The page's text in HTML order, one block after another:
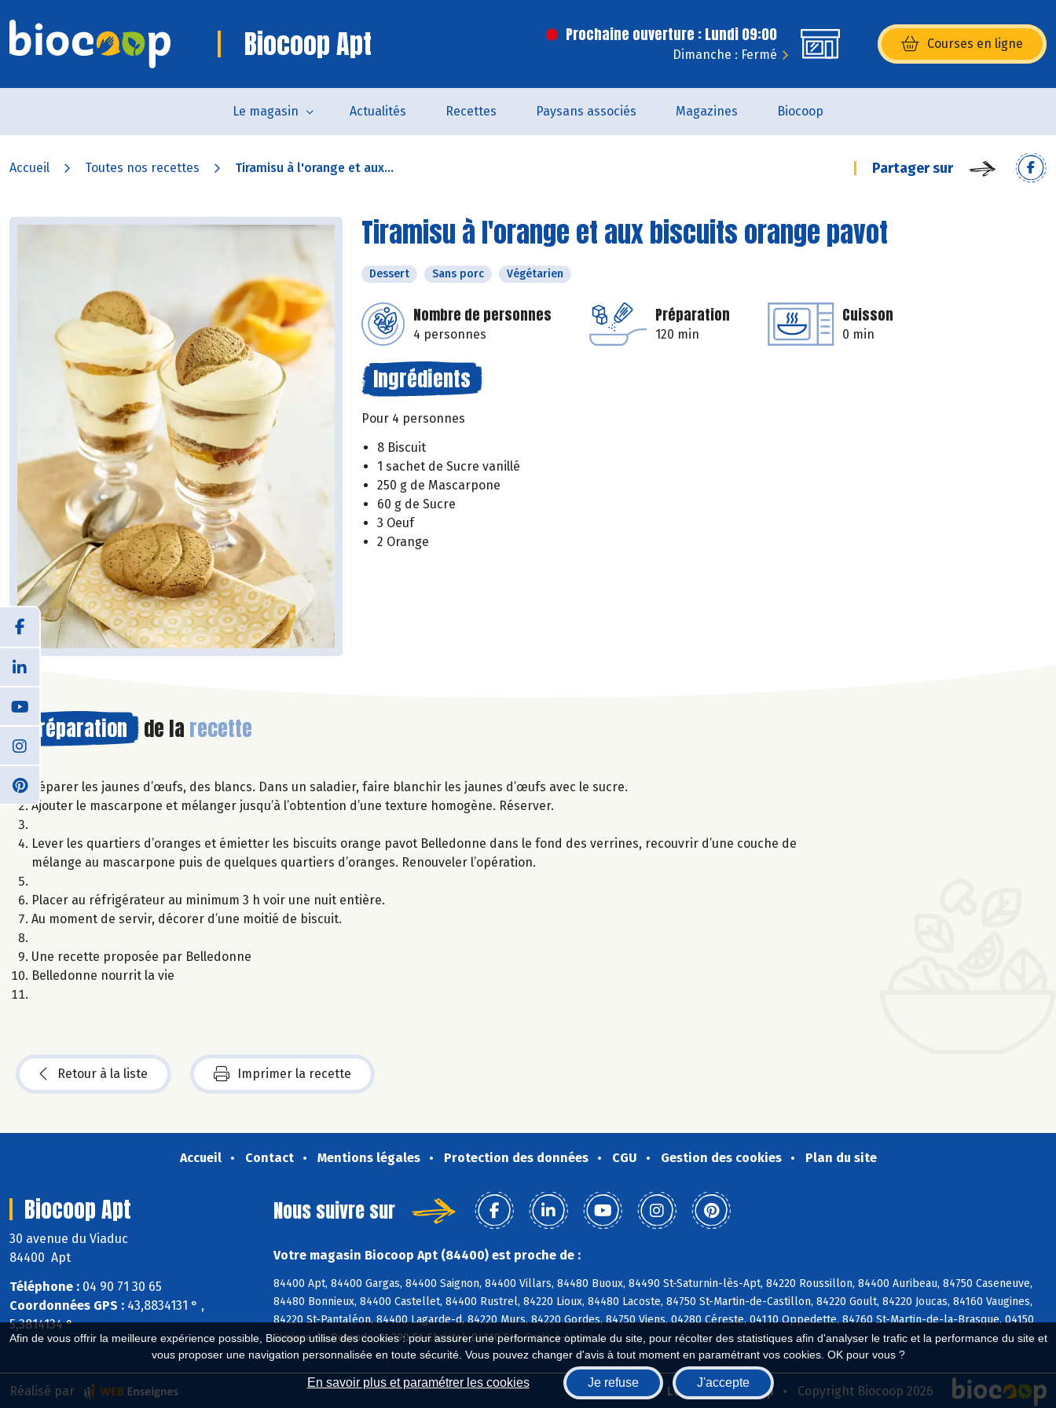
Afin de vous offrir la meilleure expérience possible, Biocoop utilise des cookies : pour assurer une performance optimale du site, pour récolter des statistiques afin d'analyser le trafic et la performance du site et
vous proposer une navigation personnalisée en toute sécurité. Vous pouvez changer d'avis à tout moment en paramétrant vos cookies. OK pour vous ?
En savoir plus et paramétrer les cookies Je refuse J'accepte
Biocoop Apt Prochaine ouverture : Lundi 09:00
Dimanche : Fermé
Courses en ligne
(s’ouvre dans une nouvelle
Le magasin Actualités Recettes Paysans associés Magazines Biocoop
Accueil Toutes nos recettes Tiramisu à l'orange et aux... Partager sur
Tiramisu à l'orange et aux biscuits orange pavot
Dessert Sans porc Végétarien
Nombre de personnes
4 personnes
Préparation
120 min
Cuisson
0 min
Ingrédients
Pour 4 personnes
8 Biscuit
1 sachet de Sucre vanillé
250 g de Mascarpone
60 g de Sucre
3 Oeuf
2 Orange
Préparation de la recette
Séparer les jaunes d’œufs, des blancs. Dans un saladier, faire blanchir les jaunes d’œufs avec le sucre.
Ajouter le mascarpone et mélanger jusqu’à l’obtention d’une texture homogène. Réserver.
Lever les quartiers d’oranges et émietter les biscuits orange pavot Belledonne dans le fond des verrines, recouvrir d’une couche de
mélange au mascarpone puis de quelques quartiers d’oranges. Renouveler l’opération.
Placer au réfrigérateur au minimum 3 h voir une nuit entière.
Au moment de servir, décorer d’une moitié de biscuit.
Une recette proposée par Belledonne
Belledonne nourrit la vie
Retour à la liste Imprimer la recette
Accueil Contact Mentions légales Protection des données CGU Gestion des cookies Plan du site
Biocoop Apt
30 avenue du Viaduc
84400 Apt
Téléphone : 04 90 71 30 65
Coordonnées GPS : 43,8834131 ° ,
5,3814134 °
Nous suivre sur
Votre magasin Biocoop Apt (84400) est proche de :
84400 Apt, 84400 Gargas, 84400 Saignon, 84400 Villars, 84480 Buoux, 84490 St-Saturnin-lès-Apt, 84220 Roussillon, 84400 Auribeau, 84750 Caseneuve,
84480 Bonnieux, 84400 Castellet, 84400 Rustrel, 84220 Lioux, 84480 Lacoste, 84750 St-Martin-de-Castillon, 84220 Goult, 84220 Joucas, 84160 Vaugines,
84220 St-Pantaléon, 84400 Lagarde-d, 84220 Murs, 84220 Gordes, 84750 Viens, 04280 Céreste, 04110 Oppedette, 84760 St-Martin-de-la-Brasque, 04150
Simiane-la-Rotonde, 84390 St-Christol, 04110 Ste-Croix-à-Lauze
Biocoop.fr Le réseau Biocoop Copyright Biocoop 2026
Réalisé par